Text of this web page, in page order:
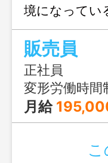
境になってい
販売員
正社員
変形労働時間制（1ヶ月
月給